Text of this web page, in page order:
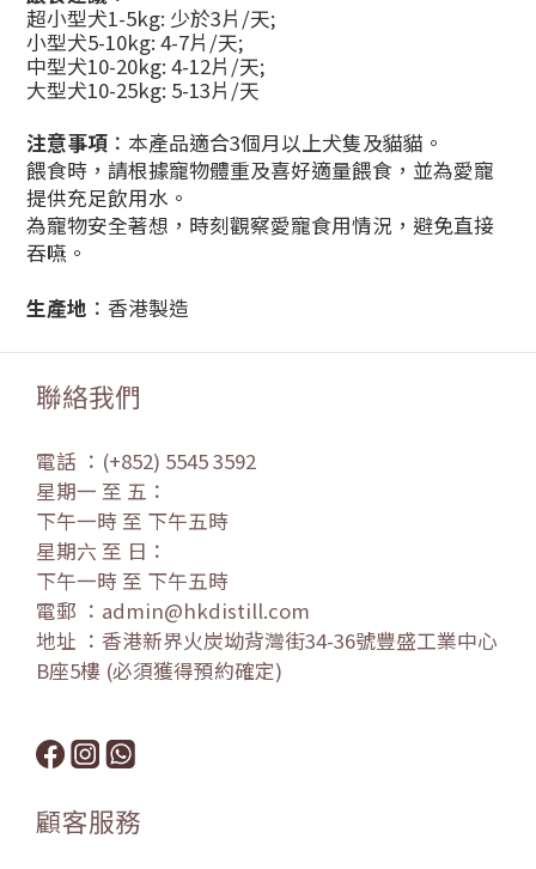
超小型犬1-5kg: 少於3片/天;
小型犬5-10kg: 4-7片/天;
中型犬10-20kg: 4-12片/天;
大型犬10-25kg: 5-13片/天
注意事項 ：本產品適合3個月以上犬隻及貓貓。
餵食時，請根據寵物體重及喜好適量餵食，並為愛寵
提供充足飲用水。
為寵物安全著想，時刻觀察愛寵食用情況，避免直接
吞嚥。
生產地 ：香港製造
聯絡我們
電話 ：(+852) 5545 3592
星期一 至 五：
下午一時 至 下午五時
星期六 至 日：
下午一時 至 下午五時
電郵 ：admin@hkdistill.com
地址 ：香港新界火炭坳背灣街34-36號豐盛工業中心
B座5樓 (必須獲得預約確定)
顧客服務